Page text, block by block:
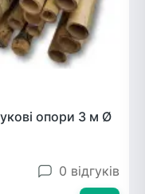
опори 3 м Ø
0 відгуків